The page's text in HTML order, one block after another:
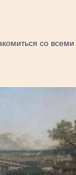
со всеми